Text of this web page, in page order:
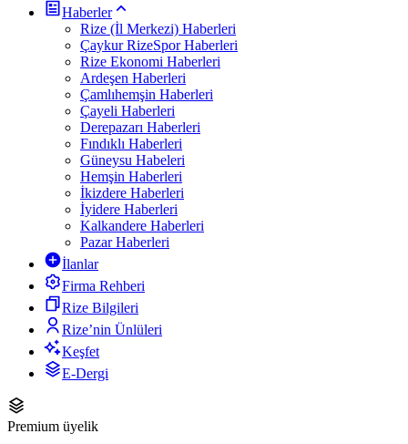
Haberler
Rize (İl Merkezi) Haberleri
Çaykur RizeSpor Haberleri
Rize Ekonomi Haberleri
Ardeşen Haberleri
Çamlıhemşin Haberleri
Çayeli Haberleri
Derepazarı Haberleri
Fındıklı Haberleri
Güneysu Habeleri
Hemşin Haberleri
İkizdere Haberleri
İyidere Haberleri
Kalkandere Haberleri
Pazar Haberleri
İlanlar
Firma Rehberi
Rize Bilgileri
Rize’nin Ünlüleri
Keşfet
E-Dergi
Premium üyelik